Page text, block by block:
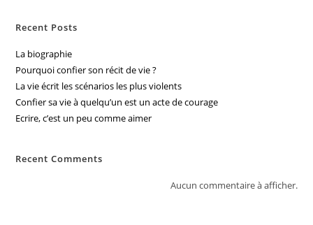
Recent Posts
La biographie
Pourquoi confier son récit de vie ?
La vie écrit les scénarios les plus violents
Confier sa vie à quelqu’un est un acte de courage
Ecrire, c’est un peu comme aimer
Recent Comments
Aucun commentaire à afficher.